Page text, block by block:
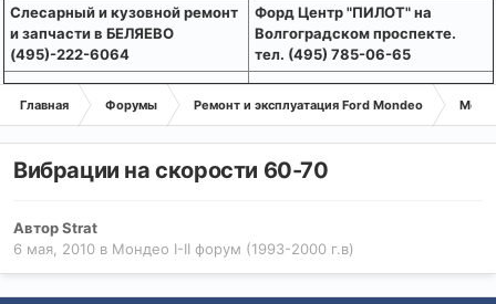
Слесарный и кузовной ремонт
и запчасти в БЕЛЯЕВО
(495)-222-6064
Форд Центр "ПИЛОТ" на
Волгоградском проспекте.
тел. (495) 785-06-65
Главная Форумы Ремонт и эксплуатация Ford Mondeo
Вибрации на скорости 60-70
АвторStrat
6 мая, 2010 в Мондео I-II форум (1993-2000 г.в)